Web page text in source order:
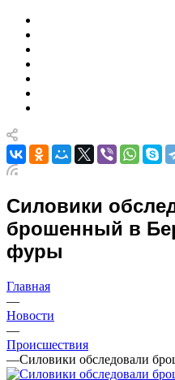
Силовики
брошенный в
фуры
Главная
—
Новости
—
Происшествия
—Силовики обследовали